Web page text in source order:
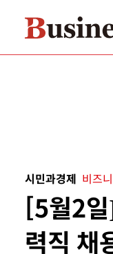
시민과경제 비즈
[5월2
력직 채